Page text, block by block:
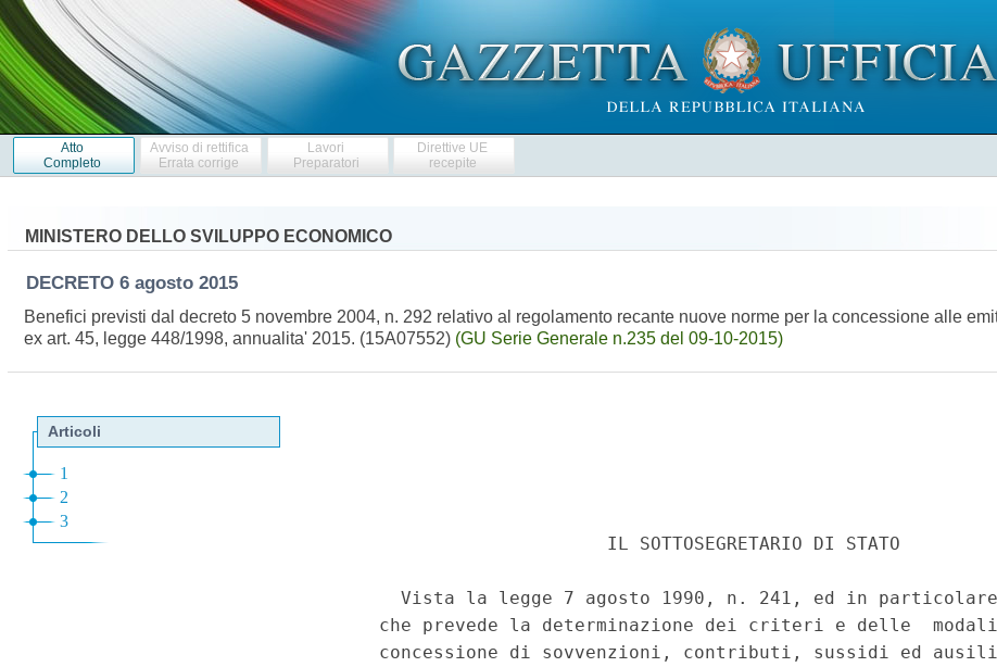
Atto
Completo
Avviso di rettifica
Errata corrige
Lavori
Preparatori
Direttive UE
recepite
MINISTERO DELLO SVILUPPO ECONOMICO
DECRETO 6 agosto 2015
Benefici previsti dal decreto 5 novembre 2004, n. 292 relativo al regolamento recante nuove norme per la concessione alle
ex art. 45, legge 448/1998, annualita' 2015. (15A07552) (GU Serie Generale n.235 del 09-10-2015)